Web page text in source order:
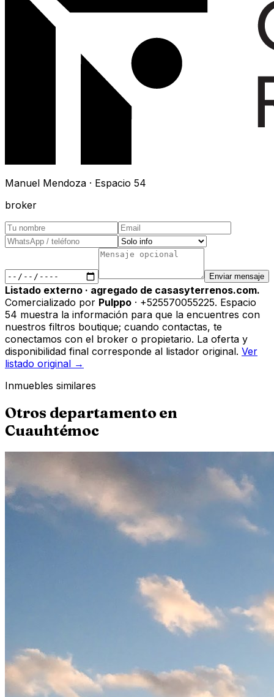
Manuel Mendoza · Espacio 54
broker
Enviar mensaje
Listado externo · agregado de casasyterrenos.com.
Comercializado por Pulppo · +525570055225. Espacio
54 muestra la información para que la encuentres con
nuestros filtros boutique; cuando contactas, te
conectamos con el broker o propietario. La oferta y
disponibilidad final corresponde al listador original. Ver
listado original →
Inmuebles similares
Otros departamentoen
Cuauhtémoc